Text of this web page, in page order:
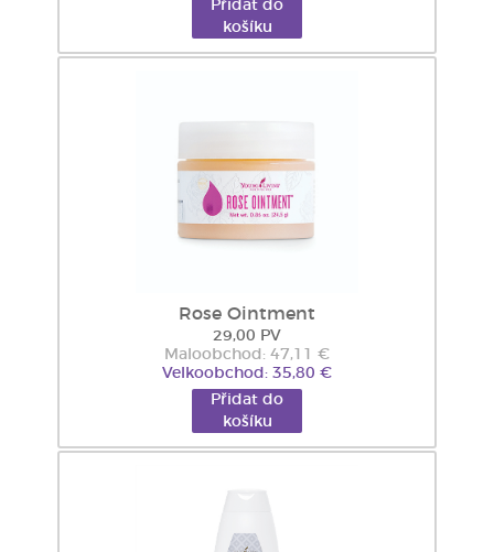
Přidat do
košíku
Rose Ointment
29,00 PV
Maloobchod: 47,11 €
Velkoobchod: 35,80 €
Přidat do
košíku